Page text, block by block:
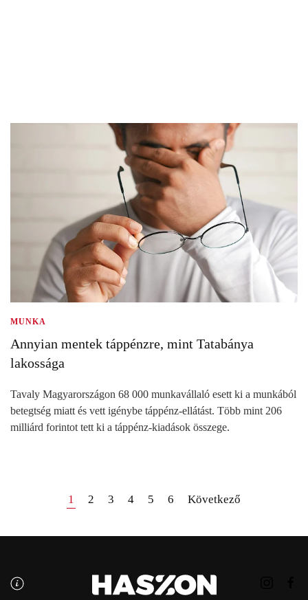
MUNKA
Annyian mentek táppénzre, mint Tatabánya
lakossága
Tavaly Magyarországon 68 000 munkavállaló esett ki a munkából
betegtség miatt és vett igénybe táppénz-ellátást. Több mint 206
milliárd forintot tett ki a táppénz-kiadások összege.
1 2 3 4 5 6 Következő